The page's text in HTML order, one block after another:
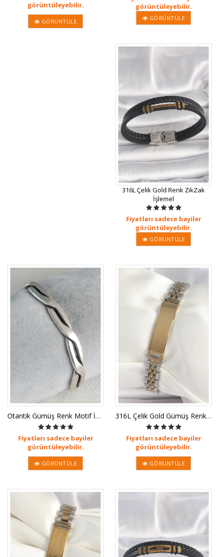
görüntüleyebilir.
GÖRÜNTÜLE
görüntüleyebilir.
GÖRÜNTÜLE
316L Çelik Gold Renk ZikZak
İşlemel
Fiyatları sadece bayiler
görüntüleyebilir.
GÖRÜNTÜLE
Otantik Gümüş Renk Motif İşleme Pla
Fiyatları sadece bayiler
görüntüleyebilir.
GÖRÜNTÜLE
316L Çelik Gold Gümüş Renk Kalın Zi
Fiyatları sadece bayiler
görüntüleyebilir.
GÖRÜNTÜLE